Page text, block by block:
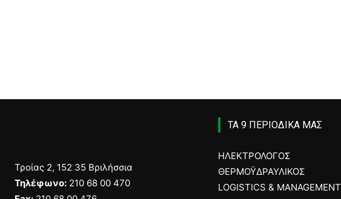
Τροίας 2, 152 35 Βριλήσσια
Τηλέφωνο: 210 68 00 470
ΤΑ 9 ΠΕΡΙΟΔΙΚΑ ΜΑΣ
ΗΛΕΚΤΡΟΛΟΓΟΣ
ΘΕΡΜΟΫΔΡΑΥΛΙΚΟΣ
LOGISTICS & MANAGEMENT